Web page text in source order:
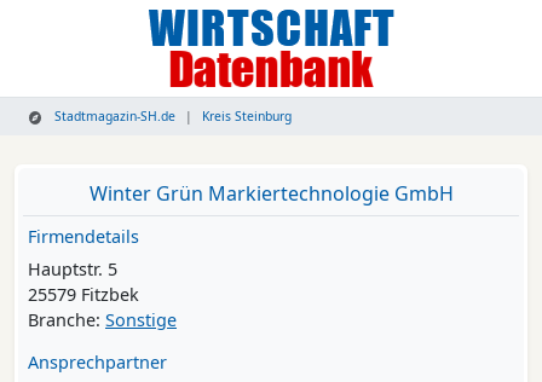
Stadtmagazin-SH.de Kreis Steinburg
Winter Grün Markiertechnologie GmbH
Firmendetails
Hauptstr. 5
25579 Fitzbek
Branche: Sonstige
Ansprechpartner